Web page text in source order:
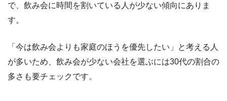
で、飲み会に時間を割いている人が少ない傾向にありま
す。
「今は飲み会よりも家庭のほうを優先したい」と考える人
が多いため、飲み会が少ない会社を選ぶには30代の割合の
多さも要チェックです。